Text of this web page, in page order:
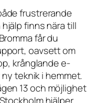
frustrerande
finns nära till
får du
oavsett om
krånglande e-
teknik i hemmet.
13 och möjlighet